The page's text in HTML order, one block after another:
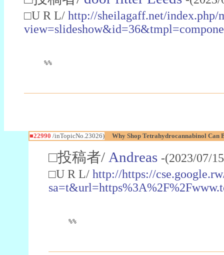
□U R L/ http://sheilagaff.net/index.php/
%%
■22990 /inTopicNo.23026) Why Shop Tetrahydrocannabinol Can
□投稿者/ Andreas -(2023/07/
□U R L/ http://https://
%%